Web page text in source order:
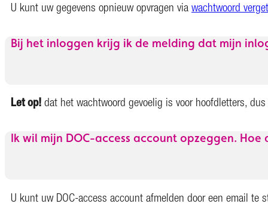
U kunt uw gegevens opnieuw opvragen via wachtwoord
Bij het inloggen krijg ik de melding dat mijn
Let op! dat het wachtwoord gevoelig is voor hoofdletters,
Ik wil mijn DOC-access account opzeggen. Hoe
U kunt uw DOC-access account afmelden door een email te